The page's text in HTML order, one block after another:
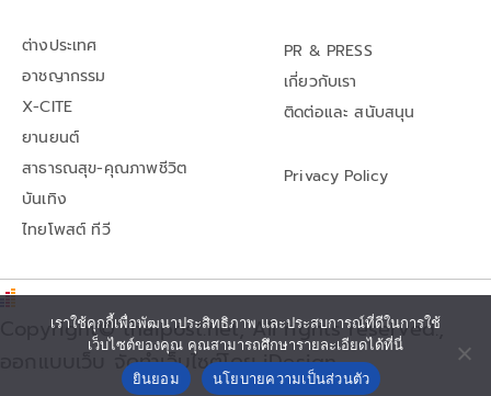
ต่างประเทศ
อาชญากรรม
X-CITE
ยานยนต์
สาธารณสุข-คุณภาพชีวิต
บันเทิง
ไทยโพสต์ ทีวี
PR & PRESS
เกี่ยวกับเรา
ติดต่อและ สนับสนุน
Privacy Policy
Copyright© thaipost.net, All rights reserved.,
ออกแบบเว็บ จัดทำเว็บไซต์โดย iDesign
เราใช้คุกกี้เพื่อพัฒนาประสิทธิภาพ และประสบการณ์ที่ดีในการใช้
เว็บไซต์ของคุณ คุณสามารถศึกษารายละเอียดได้ที่นี่
ยินยอม
นโยบายความเป็นส่วนตัว